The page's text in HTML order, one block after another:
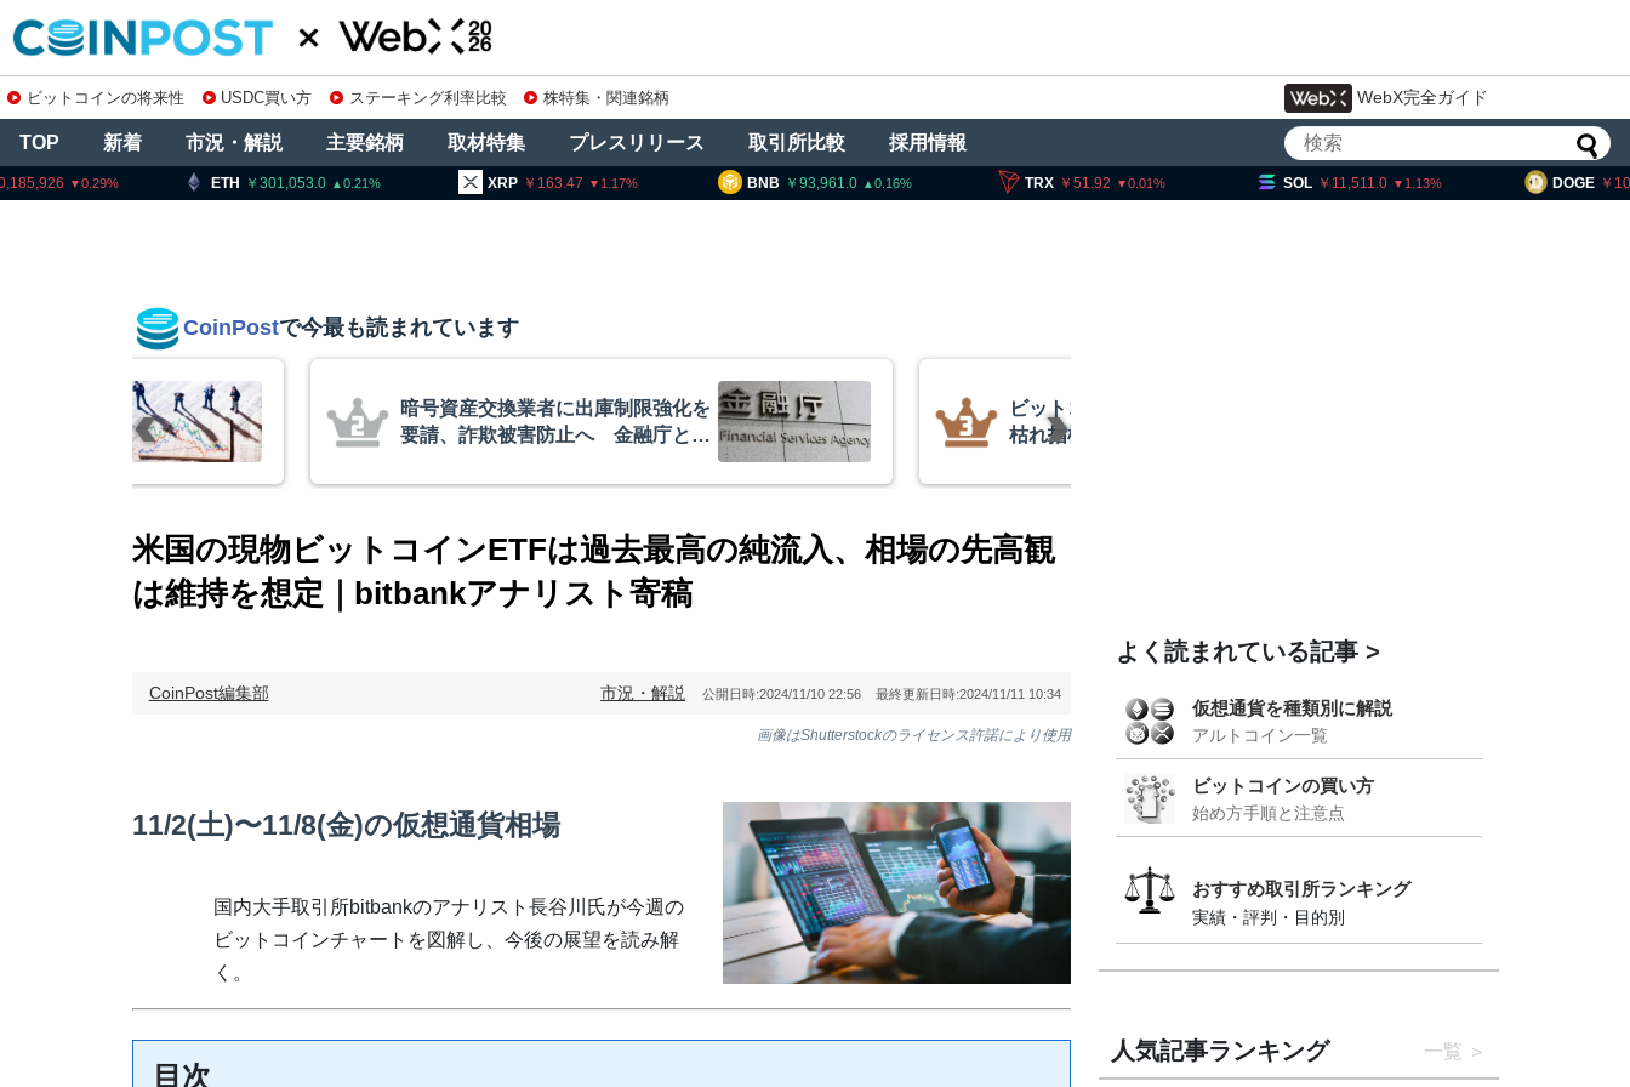
ビットコインの将来性 USDC買い方 ステーキング利率比較 株特集・関連銘柄 WebX完全ガイド
TOP 新着 市況・解説 主要銘柄 取材特集 プレスリリース 取引所比較 採用情報
ETH 301,053.0 0.21 XRP 163.47 1.17 BNB 93,961.0 0.16 TRX 0.01 11,511.0 1.13 DOGE 10.97 0.32
CoinPostで今最も読まれています
暗号資産交換業者に出庫制限強化を
要請、詐欺被害防止へ 金融庁と警
ビットコイン流出6.58万BTC、売り
枯れ指標は接近＝グラスノード
米国の現物ビットコインETFは過去最高の純流入、相場の先高観
は維持を想定｜bitbankアナリスト寄稿
CoinPost編集部 市況・解説 公開日時:2024/11/10 22:56 最終更新日時:2024/11/11 10:34
画像はShutterstockのライセンス許諾により使用
11/2(土)〜11/8(金)の仮想通貨相場
国内大手取引所bitbankのアナリスト長谷川氏が今週の
ビットコインチャートを図解し、今後の展望を読み解
く。
目次
よく読まれている記事
仮想通貨を種類別に解説
アルトコイン一覧
ビットコインの買い方
始め方手順と注意点
おすすめ取引所ランキング
実績・評判・目的別
人気記事ランキング 一覧